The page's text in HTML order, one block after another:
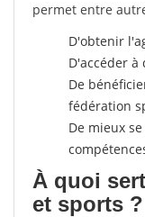
permet entre
D'obtenir
D'accéder
De
fédération
De mieux
À quoi
et sports ?